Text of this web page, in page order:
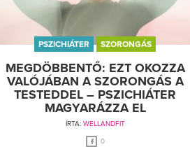
PSZICHIÁTER SZORONGÁS
MEGDÖBBENTŐ: EZT OKOZZA
VALÓJÁBAN A SZORONGÁS A
TESTEDDEL – PSZICHIÁTER
MAGYARÁZZA EL
ÍRTA: WELLANDFIT
0